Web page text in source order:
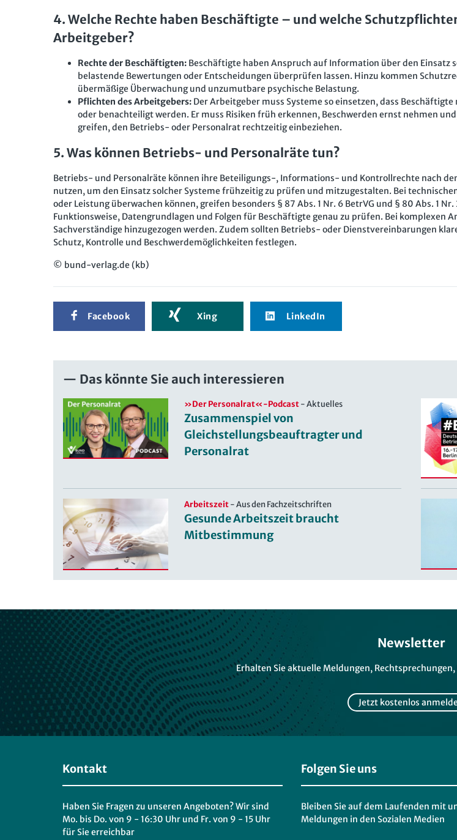
4. Welche Rechte haben Beschäftigte – und welche
Arbeitgeber?
Rechte der Beschäftigten: Beschäftigte haben Anspruch auf Information über den Einsatz
belastende Bewertungen oder Entscheidungen überprüfen lassen. Hinzu kommen
übermäßige Überwachung und unzumutbare psychische Belastung.
Pflichten des Arbeitgebers: Der Arbeitgeber muss Systeme so einsetzen, dass
oder benachteiligt werden. Er muss Risiken früh erkennen, Beschwerden ernst nehmen
greifen, den Betriebs- oder Personalrat rechtzeitig einbeziehen.
5. Was können Betriebs- und Personalräte tun?
Betriebs- und Personalräte können ihre Beteiligungs-, Informations- und Kontrollrechte nach
nutzen, um den Einsatz solcher Systeme frühzeitig zu prüfen und mitzugestalten. Bei
oder Leistung überwachen können, greifen besonders § 87 Abs. 1 Nr. 6 BetrVG und § 80 Abs. 1 Nr.
Funktionsweise, Datengrundlagen und Folgen für Beschäftigte genau zu prüfen. Bei komplexen
Sachverständige hinzugezogen werden. Zudem sollten Betriebs- oder Dienstvereinbarungen
Schutz, Kontrolle und Beschwerdemöglichkeiten festlegen.
© bund-verlag.de (kb)
Facebook Xing LinkedIn
Das könnte Sie auch interessieren
»Der Personalrat«-Podcast-Aktuelles
Zusammenspiel von
Gleichstellungsbeauftragter und
Personalrat
Arbeitszeit-Aus den Fachzeitschriften
Gesunde Arbeitszeit braucht
Mitbestimmung
Newsletter
Erhalten Sie aktuelle Meldungen,
Jetzt kostenlos
Kontakt
Haben Sie Fragen zu unseren Angeboten? Wir sind
Mo. bis Do. von 9 - 16:30 Uhr und Fr. von 9 - 15 Uhr
für Sie erreichbar
Folgen Sie uns
Bleiben Sie auf dem Laufenden mit
Meldungen in den Sozialen Medien